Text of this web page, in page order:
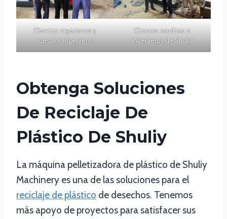
Clientes nigerianos y
nuestros ingenieros
Clientes sauditas e
ingenieros de Shuliy
Obtenga Soluciones
De Reciclaje De
Plástico De Shuliy
La máquina pelletizadora de plástico de Shuliy
Machinery es una de las soluciones para el
reciclaje de plástico de desechos. Tenemos
más apoyo de proyectos para satisfacer sus